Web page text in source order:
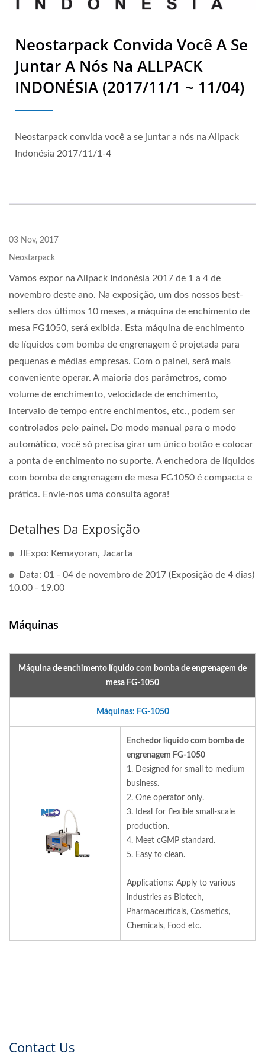
Neostarpack Convida Você A Se
Juntar A Nós Na ALLPACK
INDONÉSIA (2017/11/1 ~ 11/04)
Neostarpack convida você a se juntar a nós na Allpack
Indonésia 2017/11/1-4
03 Nov, 2017
Neostarpack
Vamos expor na Allpack Indonésia 2017 de 1 a 4 de
novembro deste ano. Na exposição, um dos nossos best-
sellers dos últimos 10 meses, a máquina de enchimento de
mesa FG1050, será exibida. Esta máquina de enchimento
de líquidos com bomba de engrenagem é projetada para
pequenas e médias empresas. Com o painel, será mais
conveniente operar. A maioria dos parâmetros, como
volume de enchimento, velocidade de enchimento,
intervalo de tempo entre enchimentos, etc., podem ser
controlados pelo painel. Do modo manual para o modo
automático, você só precisa girar um único botão e colocar
a ponta de enchimento no suporte. A enchedora de líquidos
com bomba de engrenagem de mesa FG1050 é compacta e
prática. Envie-nos uma consulta agora!
Detalhes Da Exposição
JIExpo: Kemayoran, Jacarta
Data: 01 - 04 de novembro de 2017 (Exposição de 4 dias)
10.00 - 19.00
Máquinas
Máquina de enchimento líquido com bomba de engrenagem de
mesa FG-1050
Máquinas: FG-1050
Enchedor líquido com bomba de
engrenagem FG-1050
1. Designed for small to medium
business.
2. One operator only.
3. Ideal for flexible small-scale
production.
4. Meet cGMP standard.
5. Easy to clean.
Applications: Apply to various
industries as Biotech,
Pharmaceuticals, Cosmetics,
Chemicals, Food etc.